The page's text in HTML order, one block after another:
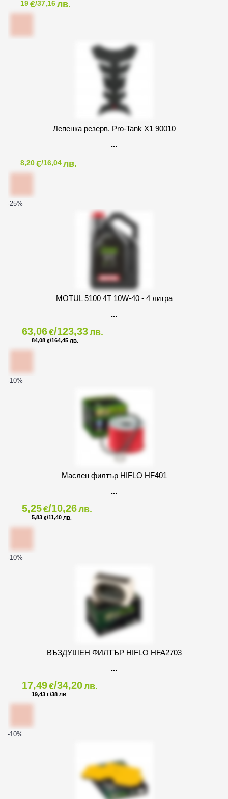
19€/37,16лв.
Лепенка резерв. Pro-Tank X1 90010
8,20€/16,04лв.
-25%
MOTUL 5100 4T 10W-40 - 4 литра
63,06€/123,33лв.
84,08 €/164,45 ЛВ.
-10%
Маслен филтър HIFLO HF401
5,25€/10,26лв.
5,83 €/11,40 ЛВ.
-10%
ВЪЗДУШЕН ФИЛТЪР HIFLO HFA2703
17,49€/34,20лв.
19,43 €/38 ЛВ.
-10%